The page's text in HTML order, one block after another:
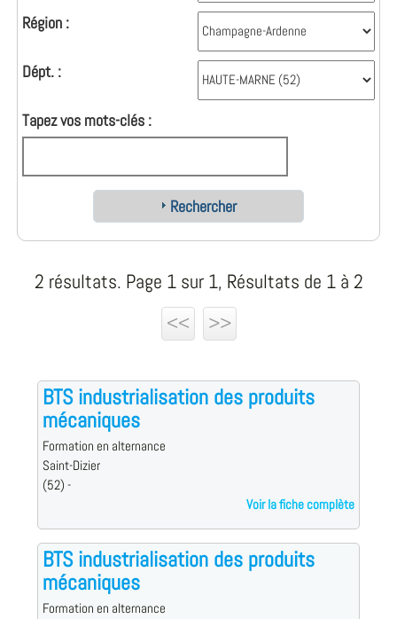
Région :
Dépt. :
Tapez vos mots-clés :
Rechercher
2 résultats. Page 1 sur 1, Résultats de 1 à 2
<<
>>
BTS industrialisation des produits
mécaniques
Formation en alternance
Saint-Dizier
(52) -
Voir la fiche complète
BTS industrialisation des produits
mécaniques
Formation en alternance